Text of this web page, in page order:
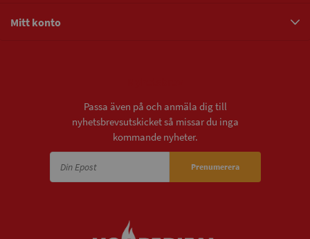
Mitt konto
Passa även på och anmäla dig till
nyhetsbrevsutskicket så missar du inga
kommande nyheter.
Prenumerera